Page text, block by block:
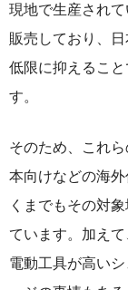
現地で生産され
販売しており、
低限に抑えるこ
す。
そのため、これ
本向けなどの海
くまでもその対
ています。加え
電動工具が高い